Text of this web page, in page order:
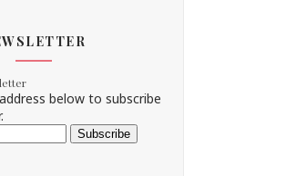
below to subscribe